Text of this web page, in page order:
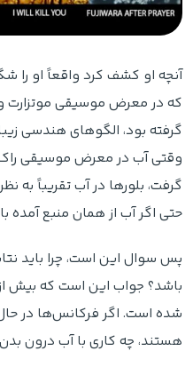
آنچه او کشف کرد واقعاً او را
گرفته بود، الگوهای هندسی
گرفت، بلورها در آب تقریباً به
حتی اگر آب از همان منبع آمده
پس سوال این است، چرا باید
شده است. اگر فرکانس‌ها در
هستند، چه کاری با آب درون